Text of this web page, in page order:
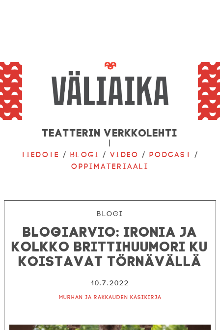
Teatterin verkkolehti
|
Tiedote /Blogi /Video /Podcast /
Oppimateriaali
Blogi
Blogiarvio: Ironia ja
kolkko brittihuumori ku
koistavat Törnävällä
10.7.2022
Murhan ja rakkauden käsikirja